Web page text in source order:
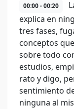
00:00 - 00:20
explica en
tres fases,
conceptos
sobre todo
estudios,
rato y digo,
sentimiento
ninguna al